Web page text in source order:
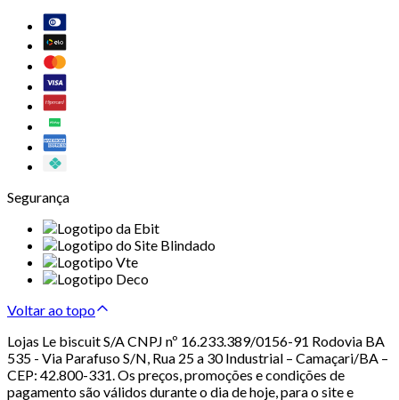
Segurança
Voltar ao topo
Lojas Le biscuit S/A CNPJ nº 16.233.389/0156-91 Rodovia BA
535 - Via Parafuso S/N, Rua 25 a 30 Industrial – Camaçari/BA –
CEP: 42.800-331. Os preços, promoções e condições de
pagamento são válidos durante o dia de hoje, para o site e